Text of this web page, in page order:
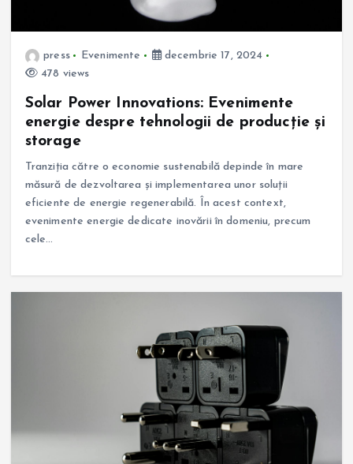
press Evenimente
decembrie 17, 2024
478 views
Solar Power Innovations: Evenimente
energie despre tehnologii de producție și
storage
Tranziția către o economie sustenabilă depinde în mare
măsură de dezvoltarea și implementarea unor soluții
eficiente de energie regenerabilă. În acest context,
evenimente energie dedicate inovării în domeniu, precum
cele…